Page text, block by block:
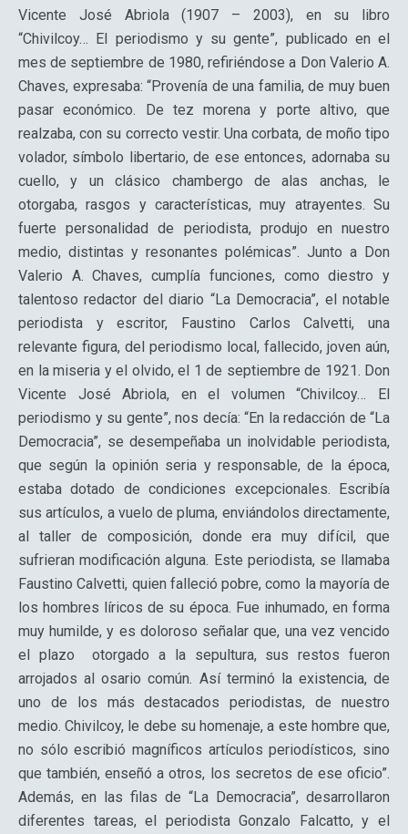
Vicente José Abriola (1907 – 2003), en su libro
“Chivilcoy… El periodismo y su gente”, publicado en el
mes de septiembre de 1980, refiriéndose a Don Valerio A.
Chaves, expresaba: “Provenía de una familia, de muy buen
pasar económico. De tez morena y porte altivo, que
realzaba, con su correcto vestir. Una corbata, de moño tipo
volador, símbolo libertario, de ese entonces, adornaba su
cuello, y un clásico chambergo de alas anchas, le
otorgaba, rasgos y características, muy atrayentes. Su
fuerte personalidad de periodista, produjo en nuestro
medio, distintas y resonantes polémicas”. Junto a Don
Valerio A. Chaves, cumplía funciones, como diestro y
talentoso redactor del diario “La Democracia”, el notable
periodista y escritor, Faustino Carlos Calvetti, una
relevante figura, del periodismo local, fallecido, joven aún,
en la miseria y el olvido, el 1 de septiembre de 1921. Don
Vicente José Abriola, en el volumen “Chivilcoy… El
periodismo y su gente”, nos decía: “En la redacción de “La
Democracia”, se desempeñaba un inolvidable periodista,
que según la opinión seria y responsable, de la época,
estaba dotado de condiciones excepcionales. Escribía
sus artículos, a vuelo de pluma, enviándolos directamente,
al taller de composición, donde era muy difícil, que
sufrieran modificación alguna. Este periodista, se llamaba
Faustino Calvetti, quien falleció pobre, como la mayoría de
los hombres líricos de su época. Fue inhumado, en forma
muy humilde, y es doloroso señalar que, una vez vencido
el plazo otorgado a la sepultura, sus restos fueron
arrojados al osario común. Así terminó la existencia, de
uno de los más destacados periodistas, de nuestro
medio. Chivilcoy, le debe su homenaje, a este hombre que,
no sólo escribió magníficos artículos periodísticos, sino
que también, enseñó a otros, los secretos de ese oficio”.
Además, en las filas de “La Democracia”, desarrollaron
diferentes tareas, el periodista Gonzalo Falcatto, y el